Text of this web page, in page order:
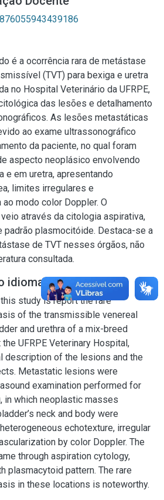
é a ocorrência rara de metástase
(TVT) para bexiga e uretra
no Hospital Veterinário da UFRPE,
das lesões e detalhamento
As lesões metastáticas
ao exame ultrassonográfico
da paciente, no qual foram
aspecto neoplásico envolvendo
e em uretra, apresentando
limites irregulares e
modo color Doppler. O
através da citologia aspirativa,
padrão plasmocitóide. Destaca-se a
de TVT nesses órgãos, não
consultada.
idioma
study is report the rare
of the transmissible venereal
and urethra of a mix-breed
UFRPE Veterinary Hospital,
description of the lesions and the
Metastatic lesions were
examination performed for
in which neoplastic masses
neck and body were
echotexture, irregular
by color Doppler. The
through aspiration cytology,
plasmacytoid pattern. The rare
in these locations is noteworthy.